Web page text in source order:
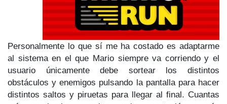
Personalmente lo que sí me ha costado es adaptarme
al sistema en el que Mario siempre va corriendo y el
usuario únicamente debe sortear los distintos
obstáculos y enemigos pulsando la pantalla para hacer
distintos saltos y piruetas para llegar al final. Cuantas